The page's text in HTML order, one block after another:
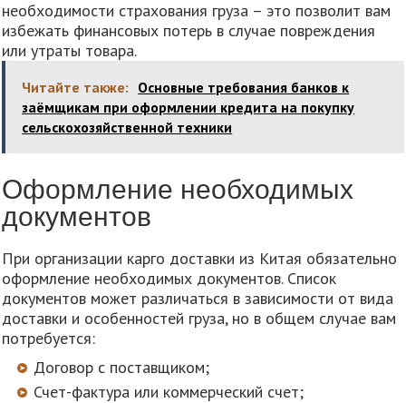
необходимости страхования груза – это позволит вам
избежать финансовых потерь в случае повреждения
или утраты товара.
Читайте также: Основные требования банков к
заёмщикам при оформлении кредита на покупку
сельскохозяйственной техники
Оформление необходимых
документов
При организации карго доставки из Китая обязательно
оформление необходимых документов. Список
документов может различаться в зависимости от вида
доставки и особенностей груза, но в общем случае вам
потребуется:
Договор с поставщиком;
Счет-фактура или коммерческий счет;